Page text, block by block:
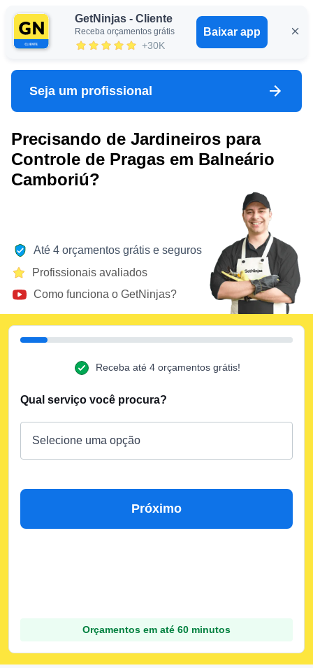
GetNinjas - Cliente
Receba orçamentos grátis
+30K
Baixar app
Entrar
Seja um profissional
Precisando de Jardineiros para
Controle de Pragas em Balneário
Camboriú?
Até 4 orçamentos grátis e seguros
Profissionais avaliados
Como funciona o GetNinjas?
Receba até 4 orçamentos grátis!
Qual serviço você procura?
Próximo
Orçamentos em até 60 minutos